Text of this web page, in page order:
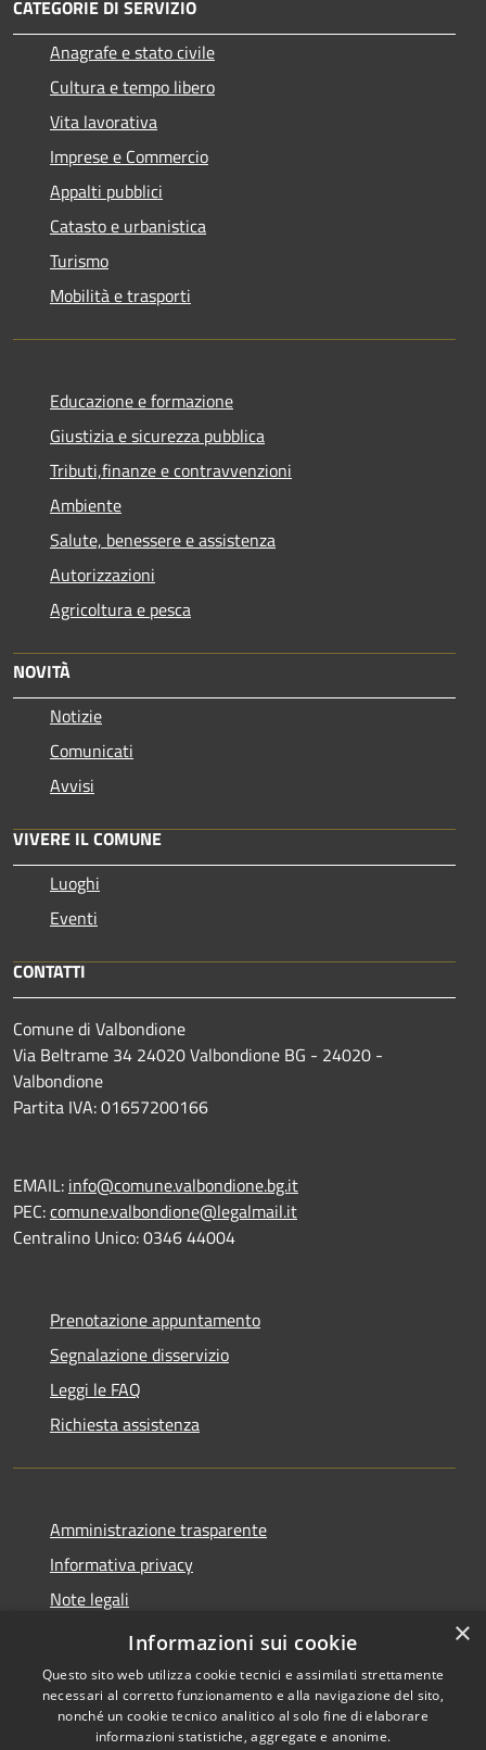
CATEGORIE DI SERVIZIO
Anagrafe e stato civile
Cultura e tempo libero
Vita lavorativa
Imprese e Commercio
Appalti pubblici
Catasto e urbanistica
Turismo
Mobilità e trasporti
Educazione e formazione
Giustizia e sicurezza pubblica
Tributi,finanze e contravvenzioni
Ambiente
Salute, benessere e assistenza
Autorizzazioni
Agricoltura e pesca
NOVITÀ
Notizie
Comunicati
Avvisi
VIVERE IL COMUNE
Luoghi
Eventi
CONTATTI
Comune di Valbondione
Via Beltrame 34 24020 Valbondione BG - 24020 -
Valbondione
Partita IVA: 01657200166
EMAIL: info@comune.valbondione.bg.it
PEC:comune.valbondione@legalmail.it
Centralino Unico: 0346 44004
Prenotazione appuntamento
Segnalazione disservizio
Leggi le FAQ
Richiesta assistenza
Amministrazione trasparente
Informativa privacy
Note legali
Dichiarazione di accessibilità
Copyright © 2026 • Comune di
×
Informazioni sui cookie
Questo sito web utilizza cookie tecnici e assimilati strettamente
necessari al corretto funzionamento e alla navigazione del sito,
nonché un cookie tecnico analitico al solo fine di elaborare
informazioni statistiche, aggregate e anonime.